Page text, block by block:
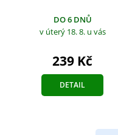
DO 6 DNŮ
v úterý 18. 8. u vás
239 Kč
DETAIL